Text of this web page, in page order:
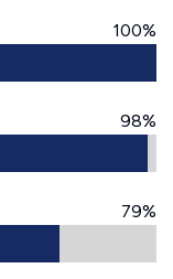
100%
98%
79%